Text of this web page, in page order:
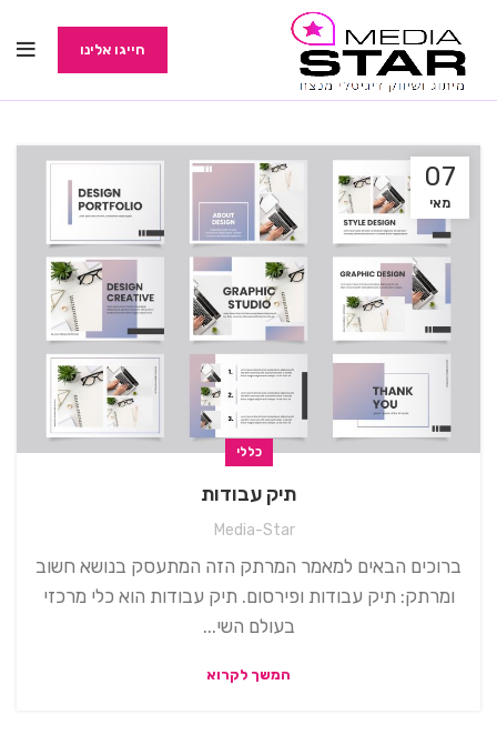
חייגו אלינו
07
מאי
כללי
⁠תיק עבודות
Media-Star
ברוכים הבאים למאמר המרתק הזה המתעסק בנושא חשוב
ומרתק: תיק עבודות ופירסום. תיק עבודות הוא כלי מרכזי
בעולם השי...
המשך לקרוא